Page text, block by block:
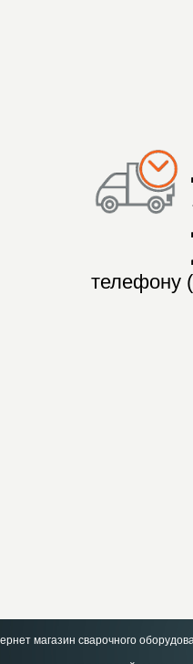
телефону
магазин сварочного